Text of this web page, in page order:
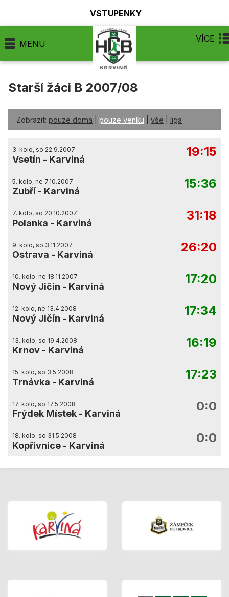
VSTUPENKY
MENU VÍCE
Starší žáci B 2007/08
Zobrazit: pouze doma pouze venku vše liga
3. kolo, so 22.9.2007
Vsetín - Karviná
19:15
5. kolo, ne 7.10.2007
Zubří - Karviná
15:36
7. kolo, so 20.10.2007
Polanka - Karviná
31:18
9. kolo, so 3.11.2007
Ostrava - Karviná
26:20
10. kolo, ne 18.11.2007
Nový Jičín - Karviná
17:20
12. kolo, ne 13.4.2008
Nový Jičín - Karviná
17:34
13. kolo, so 19.4.2008
Krnov - Karviná
16:19
15. kolo, so 3.5.2008
Trnávka - Karviná
17:23
17. kolo, so 17.5.2008
Frýdek Místek - Karviná
0:0
18. kolo, so 31.5.2008
Kopřivnice - Karviná
0:0